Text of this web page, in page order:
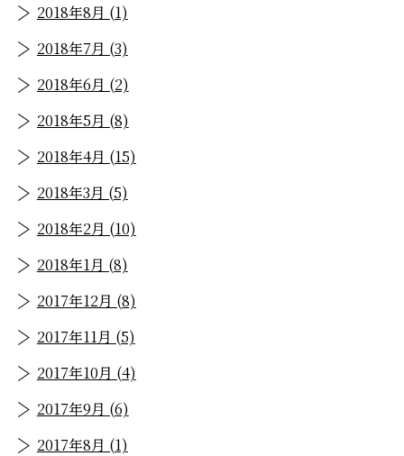
2018年8月 (1)
2018年7月 (3)
2018年6月 (2)
2018年5月 (8)
2018年4月 (15)
2018年3月 (5)
2018年2月 (10)
2018年1月 (8)
2017年12月 (8)
2017年11月 (5)
2017年10月 (4)
2017年9月 (6)
2017年8月 (1)